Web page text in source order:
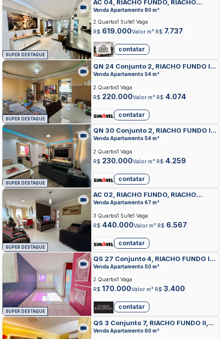
SUPER DESTAQUE
AC 04, RIACHO FUNDO, RIACHO
FUNDO
Venda Apartamento 80 m²
R$ 619.000Valor m² R$ 7.737
2 Quartos1 Suíte1 Vaga
contatar
SUPER DESTAQUE
QN 24 Conjunto 2, RIACHO FUNDO II,
RIACHO FUNDO
Venda Apartamento 54 m²
R$ 220.000Valor m² R$ 4.074
2 Quartos1 Vaga
contatar
SUPER DESTAQUE
QN 30 Conjunto 2, RIACHO FUNDO II,
RIACHO FUNDO
Venda Apartamento 54 m²
R$ 230.000Valor m² R$ 4.259
2 Quartos1 Vaga
contatar
SUPER DESTAQUE
AC 02, RIACHO FUNDO, RIACHO
FUNDO
Venda Apartamento 67 m²
R$ 440.000Valor m² R$ 6.567
3 Quartos1 Suíte1 Vaga
contatar
SUPER DESTAQUE
QS 27 Conjunto 4, RIACHO FUNDO II,
RIACHO FUNDO
Venda Apartamento 50 m²
R$ 170.000Valor m² R$ 3.400
2 Quartos1 Vaga
contatar
QS 3 Conjunto 7, RIACHO FUNDO II,
RIACHO FUNDO
Venda Apartamento 60 m²